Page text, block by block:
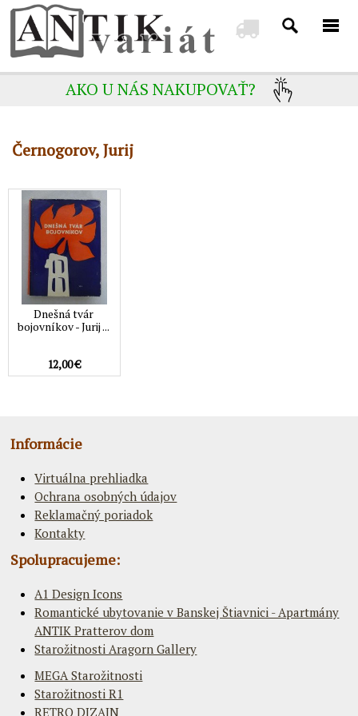
AKO U NÁS NAKUPOVAŤ?
Černogorov, Jurij
Dnešná tvár
bojovníkov - Jurij ...
12,00 €
Informácie
Virtuálna prehliadka
Ochrana osobných údajov
Reklamačný poriadok
Kontakty
Spolupracujeme:
A1 Design Icons
Romantické ubytovanie v Banskej Štiavnici - Apartmány
ANTIK Pratterov dom
Starožitnosti Aragorn Gallery
MEGA Starožitnosti
Starožitnosti R1
RETRO DIZAJN